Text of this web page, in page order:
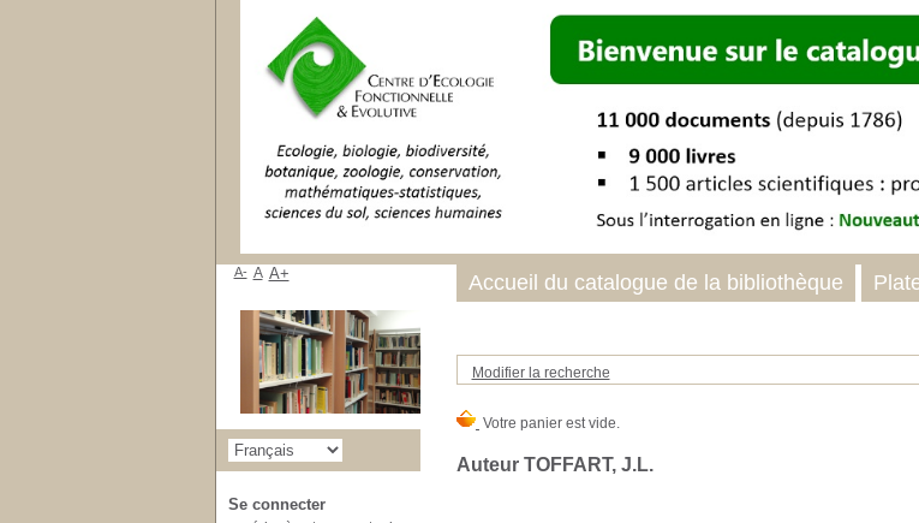
Modifier la recherche
Auteur TOFFART, J.L.
Accueil du catalogue de la bibliothèque
A- A A+
Se connecter